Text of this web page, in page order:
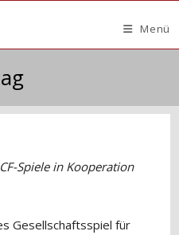
Menü
Spiele in Kooperation
Gesellschaftsspiel für